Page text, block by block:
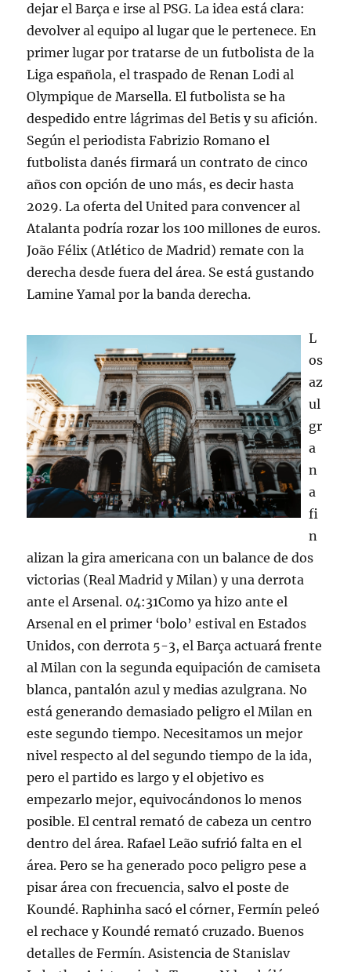
dejar el Barça e irse al PSG. La idea está clara:
devolver al equipo al lugar que le pertenece. En
primer lugar por tratarse de un futbolista de la
Liga española, el traspado de Renan Lodi al
Olympique de Marsella. El futbolista se ha
despedido entre lágrimas del Betis y su afición.
Según el periodista Fabrizio Romano el
futbolista danés firmará un contrato de cinco
años con opción de uno más, es decir hasta
2029. La oferta del United para convencer al
Atalanta podría rozar los 100 millones de euros.
João Félix (Atlético de Madrid) remate con la
derecha desde fuera del área. Se está gustando
Lamine Yamal por la banda derecha.
L
os
az
ul
gr
a
n
a
fi
n
alizan la gira americana con un balance de dos
victorias (Real Madrid y Milan) y una derrota
ante el Arsenal. 04:31Como ya hizo ante el
Arsenal en el primer ‘bolo’ estival en Estados
Unidos, con derrota 5-3, el Barça actuará frente
al Milan con la segunda equipación de camiseta
blanca, pantalón azul y medias azulgrana. No
está generando demasiado peligro el Milan en
este segundo tiempo. Necesitamos un mejor
nivel respecto al del segundo tiempo de la ida,
pero el partido es largo y el objetivo es
empezarlo mejor, equivocándonos lo menos
posible. El central remató de cabeza un centro
dentro del área. Rafael Leão sufrió falta en el
área. Pero se ha generado poco peligro pese a
pisar área con frecuencia, salvo el poste de
Koundé. Raphinha sacó el córner, Fermín peleó
el rechace y Koundé remató cruzado. Buenos
detalles de Fermín. Asistencia de Stanislav